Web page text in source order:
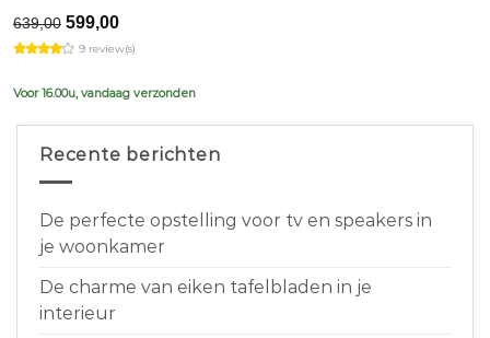
639,00 Original
price
was:
599,00Current
is:
9 review(s)
Voor 16.00u, vandaag verzonden
Recente berichten
De perfecte opstelling voor tv en speakers in
je woonkamer
De charme van eiken tafelbladen in je
interieur